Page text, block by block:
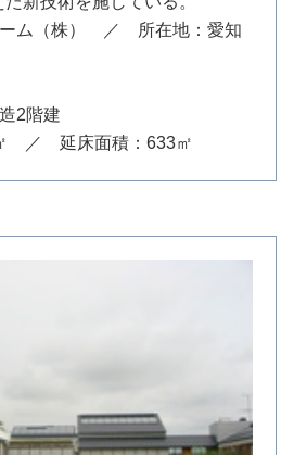
ーム（株） ／ 所在地：愛知
2階建
／ 延床面積：633㎡